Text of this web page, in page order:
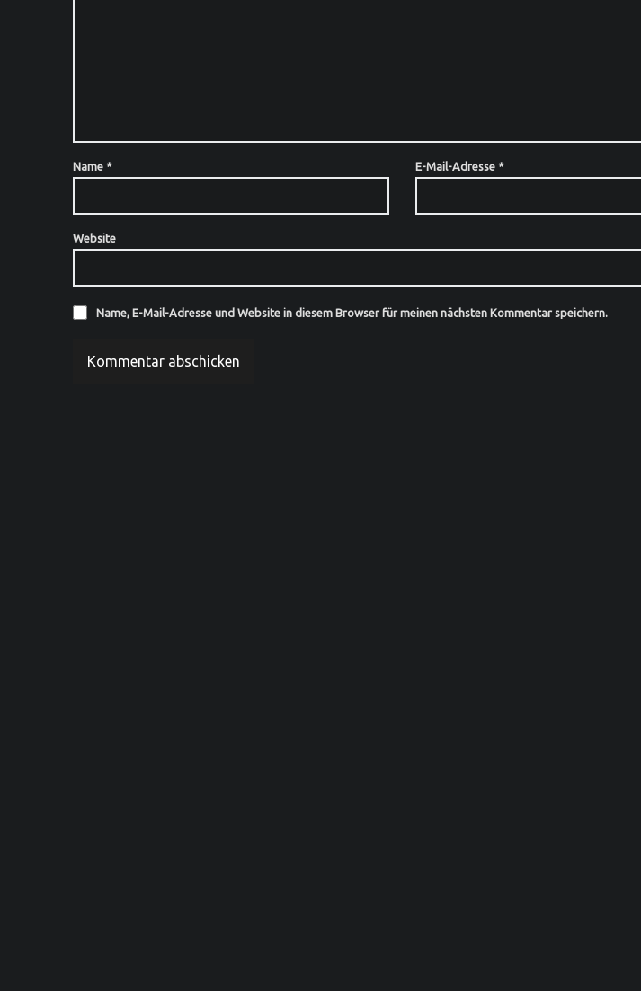
Name * E-Mail-Adresse *
Website
Name, E-Mail-Adresse und Website in diesem Browser für meinen nächsten Kommentar speichern.